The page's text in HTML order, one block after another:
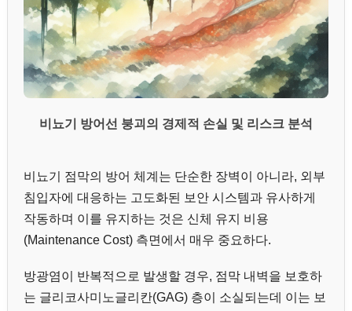
비뇨기 방어선 붕괴의 경제적 손실 및 리스크 분석
비뇨기 점막의 방어 체계는 단순한 장벽이 아니라, 외부
침입자에 대응하는 고도화된 보안 시스템과 유사하게
작동하며 이를 유지하는 것은 신체 유지 비용
(Maintenance Cost) 측면에서 매우 중요하다.
방광염이 반복적으로 발생할 경우, 점막 내벽을 보호하
는 글리코사미노글리칸(GAG) 층이 소실되는데 이는 보